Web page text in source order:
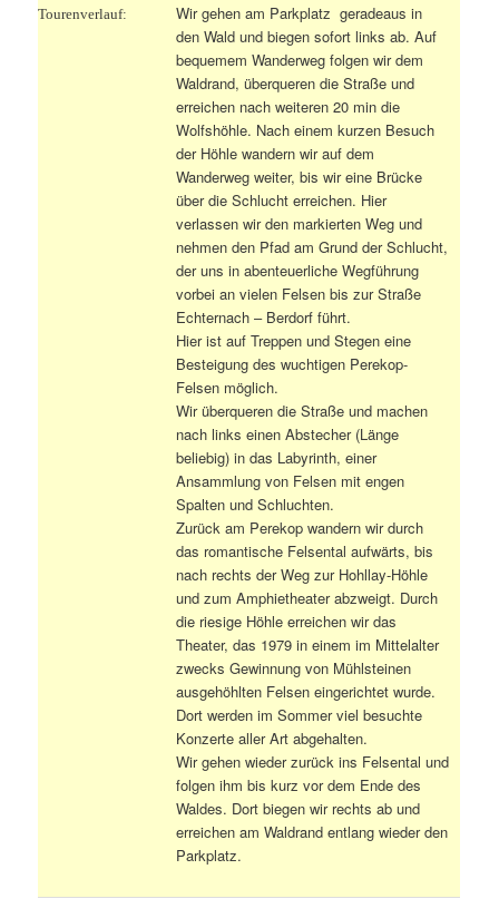
Tourenverlauf:
Wir gehen am Parkplatz geradeaus in
den Wald und biegen sofort links ab. Auf
bequemem Wanderweg folgen wir dem
Waldrand, überqueren die Straße und
erreichen nach weiteren 20 min die
Wolfshöhle. Nach einem kurzen Besuch
der Höhle wandern wir auf dem
Wanderweg weiter, bis wir eine Brücke
über die Schlucht erreichen. Hier
verlassen wir den markierten Weg und
nehmen den Pfad am Grund der Schlucht,
der uns in abenteuerliche Wegführung
vorbei an vielen Felsen bis zur Straße
Echternach – Berdorf führt.
Hier ist auf Treppen und Stegen eine
Besteigung des wuchtigen Perekop-
Felsen möglich.
Wir überqueren die Straße und machen
nach links einen Abstecher (Länge
beliebig) in das Labyrinth, einer
Ansammlung von Felsen mit engen
Spalten und Schluchten.
Zurück am Perekop wandern wir durch
das romantische Felsental aufwärts, bis
nach rechts der Weg zur Hohllay-Höhle
und zum Amphietheater abzweigt. Durch
die riesige Höhle erreichen wir das
Theater, das 1979 in einem im Mittelalter
zwecks Gewinnung von Mühlsteinen
ausgehöhlten Felsen eingerichtet wurde.
Dort werden im Sommer viel besuchte
Konzerte aller Art abgehalten.
Wir gehen wieder zurück ins Felsental und
folgen ihm bis kurz vor dem Ende des
Waldes. Dort biegen wir rechts ab und
erreichen am Waldrand entlang wieder den
Parkplatz.